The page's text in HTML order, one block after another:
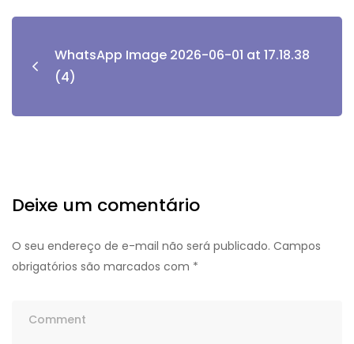
WhatsApp Image 2026-06-01 at 17.18.38
(4)
Deixe um comentário
O seu endereço de e-mail não será publicado. Campos
obrigatórios são marcados com *